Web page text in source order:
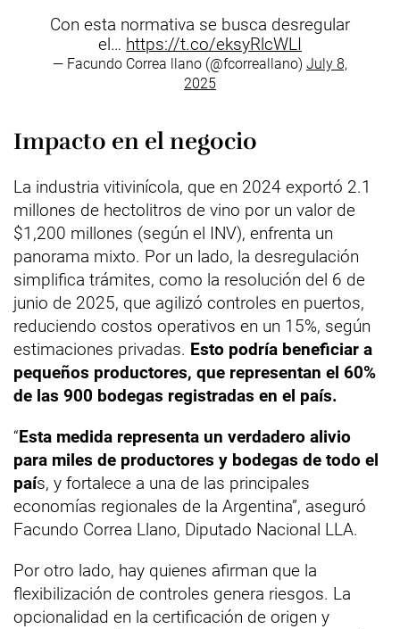
Con esta normativa se busca desregular
el… https://t.co/eksyRlcWLI
— Facundo Correa llano (@fcorreallano) July 8,
2025
Impacto en el negocio
La industria vitivinícola, que en 2024 exportó 2.1
millones de hectolitros de vino por un valor de
$1,200 millones (según el INV), enfrenta un
panorama mixto. Por un lado, la desregulación
simplifica trámites, como la resolución del 6 de
junio de 2025, que agilizó controles en puertos,
reduciendo costos operativos en un 15%, según
estimaciones privadas. Esto podría beneficiar a
pequeños productores, que representan el 60%
de las 900 bodegas registradas en el país.
“Esta medida representa un verdadero alivio
para miles de productores y bodegas de todo el
país, y fortalece a una de las principales
economías regionales de la Argentina”, aseguró
Facundo Correa Llano, Diputado Nacional LLA.
Por otro lado, hay quienes afirman que la
flexibilización de controles genera riesgos. La
opcionalidad en la certificación de origen y